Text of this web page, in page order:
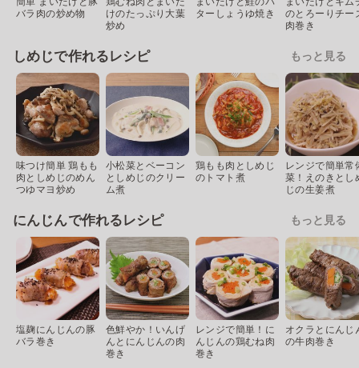
バラ肉の炒め物
けのたっぷり大葉
炒め
ターしょうゆ焼き
のとろーりチー
肉巻き
しめじで作れるレシピ もっと見る
味つけ簡単 鶏もも
肉としめじのめん
つゆマヨ炒め
小松菜とベーコン
としめじのクリー
ム煮
鶏もも肉としめじ
のトマト煮
レンジで簡単常
菜！えのきとし
じの生姜煮
にんじんで作れるレシピ もっと見る
塩麹にんじんの豚
バラ巻き
色鮮やか！いんげ
んとにんじんの肉
巻き
レンジで簡単！に
んじんの鶏むね肉
巻き
オクラとにんじ
の牛肉巻き